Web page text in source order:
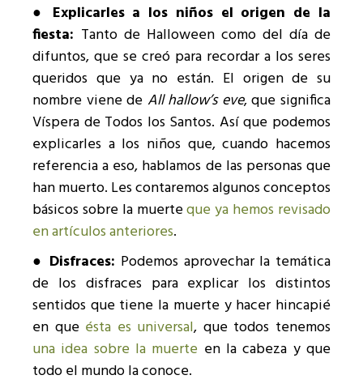
● Explicarles a los niños el origen de la
fiesta: Tanto de Halloween como del día de
difuntos, que se creó para recordar a los seres
queridos que ya no están. El origen de su
nombre viene de All hallow’s eve, que significa
Víspera de Todos los Santos. Así que podemos
explicarles a los niños que, cuando hacemos
referencia a eso, hablamos de las personas que
han muerto. Les contaremos algunos conceptos
básicos sobre la muerteque ya hemos revisado
en artículos anteriores.
● Disfraces: Podemos aprovechar la temática
de los disfraces para explicar los distintos
sentidos que tiene la muerte y hacer hincapié
en que ésta es universal, que todos tenemos
una idea sobre la muerte en la cabeza y que
todo el mundo la conoce.